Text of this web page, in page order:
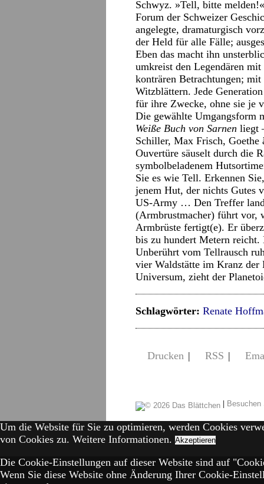
Schwyz. »Tell, bitte
Forum der Schweizer
angelegte, dramaturgisch
der Held für alle Fälle;
Eben das macht ihn
umkreist den Legendären
konträren Betrachtungen;
Witzblättern. Jede
für ihre Zwecke, ohne sie je
Die gewählte Umgangsform
Weiße Buch von Sarnen liegt
Schiller, Max Frisch,
Ouvertüre säuselt durch die
symbolbeladenem
Sie es wie Tell. Erkennen
jenem Hut, der nichts Gutes
US-Army … Den Treffer
(Armbrustmacher) führt vor,
Armbrüste fertigt(e). Er
bis zu hundert Metern
Unberührt vom Tellrausch
vier Waldstätte im Kranz
Universum, zieht der
Schlagwörter: Renate
Drucken | RSS |
|
Um die Website für Sie zu optimieren, werden Cookies
von Cookies zu. Weitere Informationen. Akzeptieren
Die Cookie-Einstellungen auf dieser Website sind auf
Wenn Sie diese Website ohne Änderung Ihrer Cookie-